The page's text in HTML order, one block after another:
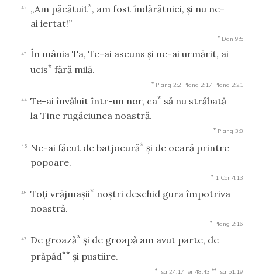
42 „Am păcătuit*, am fost îndărătnici, şi nu ne-
ai iertat!”
* Dan 9:5
43
În mânia Ta, Te-ai ascuns şi ne-ai urmărit, ai
ucis* fără milă.
* Plang 2:2 Plang 2:17 Plang 2:21
44 Te-ai învăluit într-un nor, ca* să nu străbată
la Tine rugăciunea noastră.
* Plang 3:8
45 Ne-ai făcut de batjocură* şi de ocară printre
popoare.
* 1 Cor 4:13
46 Toţi vrăjmaşii* noştri deschid gura împotriva
noastră.
* Plang 2:16
47 De groază* şi de groapă am avut parte, de
prăpăd** şi pustiire.
* Isa 24:17 Ier 48:43 ** Isa 51:19